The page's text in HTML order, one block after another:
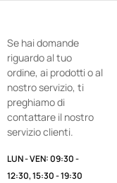
Se hai domande
riguardo al tuo
ordine, ai prodotti o al
nostro servizio, ti
preghiamo di
contattare il nostro
servizio clienti.
LUN - VEN: 09:30 -
12:30, 15:30 - 19:30